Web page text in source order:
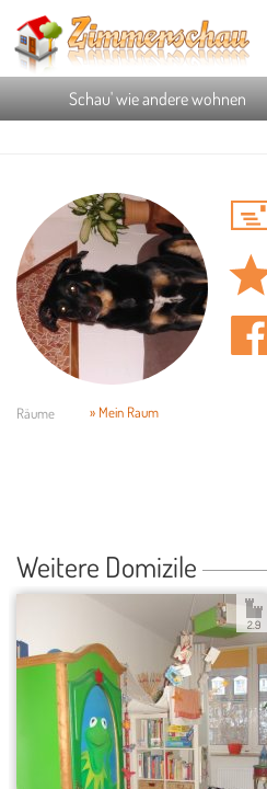
Schau' wie andere wohnen
Räume » Mein Raum
Weitere Domizile
2.9